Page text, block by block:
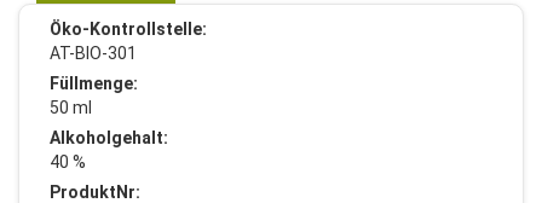
Öko-Kontrollstelle:
AT-BIO-301
Füllmenge:
50 ml
Alkoholgehalt:
40 %
ProduktNr: